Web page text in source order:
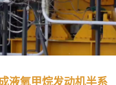
液氧甲烷发动机半系